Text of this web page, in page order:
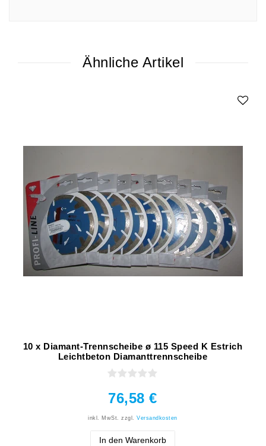
Ähnliche Artikel
10 x Diamant-Trennscheibe ø 115 Speed K Estrich
Leichtbeton Diamanttrennscheibe
76,58 €
inkl. MwSt. zzgl.Versandkosten
In den Warenkorb